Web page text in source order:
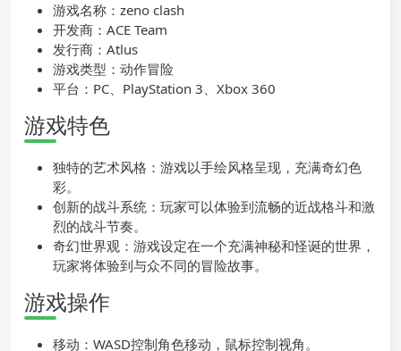
游戏名称：zeno clash
开发商：ACE Team
发行商：Atlus
游戏类型：动作冒险
平台：PC、PlayStation 3、Xbox 360
游戏特色
独特的艺术风格：游戏以手绘风格呈现，充满奇幻色
彩。
创新的战斗系统：玩家可以体验到流畅的近战格斗和激
烈的战斗节奏。
奇幻世界观：游戏设定在一个充满神秘和怪诞的世界，
玩家将体验到与众不同的冒险故事。
游戏操作
移动：WASD控制角色移动，鼠标控制视角。